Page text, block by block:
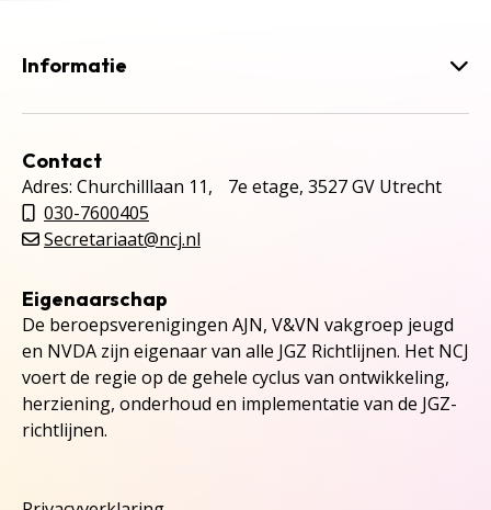
Informatie
Contact
Adres: Churchilllaan 11, 7e etage, 3527 GV Utrecht
030-7600405
Secretariaat@ncj.nl
Eigenaarschap
De beroepsverenigingen AJN, V&VN vakgroep jeugd
en NVDA zijn eigenaar van alle JGZ Richtlijnen. Het NCJ
voert de regie op de gehele cyclus van ontwikkeling,
herziening, onderhoud en implementatie van de JGZ-
richtlijnen.